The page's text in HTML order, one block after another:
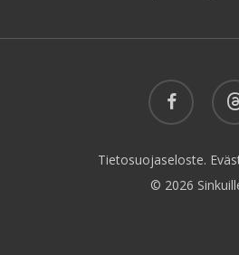
facebook
Tietosuojaseloste.
© 2026